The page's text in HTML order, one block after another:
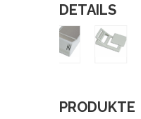
DETAILS
PRODUKTE